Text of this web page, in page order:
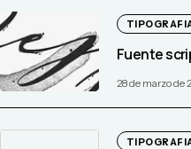
Fuente
28 de marzo de